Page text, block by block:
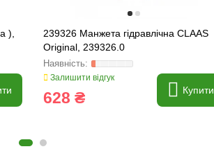
),
239326 Манжета гідравлічна CLAAS
Original, 239326.0
Залишити відгук
628 ₴ Купити